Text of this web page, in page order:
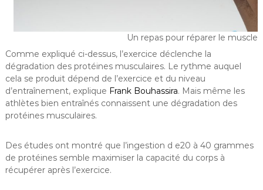
Un repas pour réparer le muscle
Comme expliqué ci-dessus, l’exercice déclenche la
dégradation des protéines musculaires. Le rythme auquel
cela se produit dépend de l’exercice et du niveau
d’entraînement, explique Frank Bouhassira. Mais même les
athlètes bien entraînés connaissent une dégradation des
protéines musculaires.
Des études ont montré que l’ingestion d e20 à 40 grammes
de protéines semble maximiser la capacité du corps à
récupérer après l’exercice.